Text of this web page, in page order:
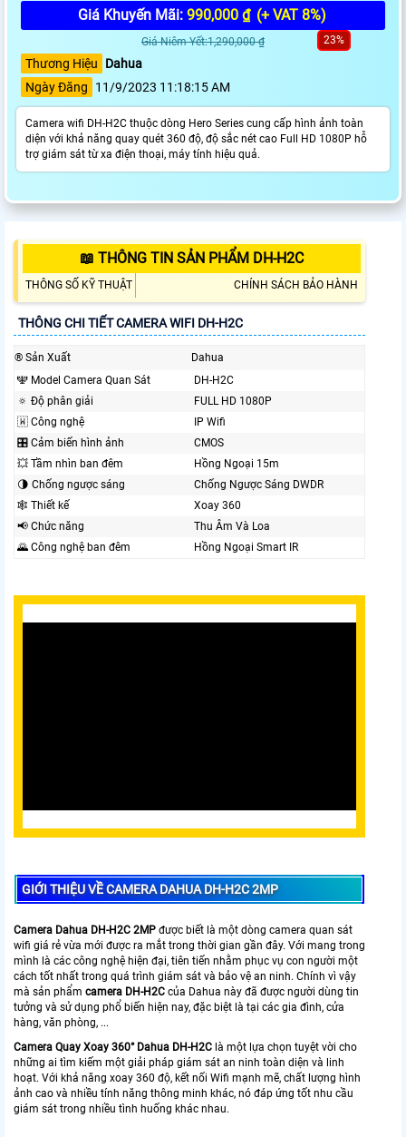
Giá Khuyến Mãi: 990,000 ₫ (+ VAT 8%)
Giá Niêm Yết:1,290,000 ₫ 23%
Thương Hiệu
Dahua
Ngày Đăng
11/9/2023 11:18:15 AM
Camera wifi DH-H2C thuộc dòng Hero Series cung cấp hình ảnh toàn
diện với khả năng quay quét 360 độ, độ sắc nét cao Full HD 1080P hỗ
trợ giám sát từ xa điện thoại, máy tính hiệu quả.
📖 THÔNG TIN SẢN PHẨM DH-H2C
THÔNG SỐ KỸ THUẬT CHÍNH SÁCH BẢO HÀNH
THÔNG CHI TIẾT CAMERA WIFI DH-H2C
®️ Sản Xuất
Dahua
🕎 Model Camera Quan Sát
DH-H2C
🔅 Độ phân giải
FULL HD 1080P
🇼 Công nghệ
IP Wifi
🎛 Cảm biến hình ảnh
CMOS
💥 Tầm nhìn ban đêm
Hồng Ngoại 15m
🌗 Chống ngược sáng
Chống Ngược Sáng DWDR
🕸️ Thiết kế
Xoay 360
📢 Chức năng
Thu Âm Và Loa
🌄 Công nghệ ban đêm
Hồng Ngoại Smart IR
GIỚI THIỆU VỀ CAMERA DAHUA DH-H2C 2MP
Camera Dahua DH-H2C 2MP được biết là một dòng camera quan sát
wifi giá rẻ vừa mới được ra mắt trong thời gian gần đây. Với mang trong
mình là các công nghệ hiện đại, tiên tiến nhằm phục vụ con người một
cách tốt nhất trong quá trình giám sát và bảo vệ an ninh. Chính vì vậy
mà sản phẩm camera DH-H2C của Dahua này đã được người dùng tin
tưởng và sử dụng phổ biến hiện nay, đặc biệt là tại các gia đình, cửa
hàng, văn phòng, ...
Camera Quay Xoay 360° Dahua DH-H2C là một lựa chọn tuyệt vời cho
những ai tìm kiếm một giải pháp giám sát an ninh toàn diện và linh
hoạt. Với khả năng xoay 360 độ, kết nối Wifi mạnh mẽ, chất lượng hình
ảnh cao và nhiều tính năng thông minh khác, nó đáp ứng tốt nhu cầu
giám sát trong nhiều tình huống khác nhau.